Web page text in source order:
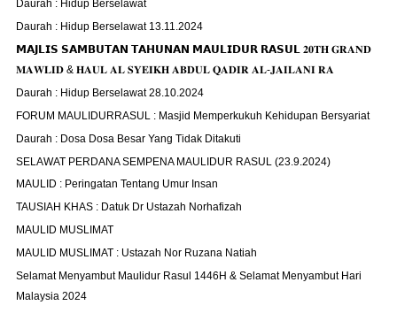
Daurah : Hidup Berselawat
Daurah : Hidup Berselawat 13.11.2024
𝗠𝗔𝗝𝗟𝗜𝗦 𝗦𝗔𝗠𝗕𝗨𝗧𝗔𝗡 𝗧𝗔𝗛𝗨𝗡𝗔𝗡 𝗠𝗔𝗨𝗟𝗜𝗗𝗨𝗥 𝗥𝗔𝗦𝗨𝗟 𝟐𝟎𝐓𝐇 𝐆𝐑𝐀𝐍𝐃
𝐌𝐀𝐖𝐋𝐈𝐃 & 𝐇𝐀𝐔𝐋 𝐀𝐋 𝐒𝐘𝐄𝐈𝐊𝐇 𝐀𝐁𝐃𝐔𝐋 𝐐𝐀𝐃𝐈𝐑 𝐀𝐋-𝐉𝐀𝐈𝐋𝐀𝐍𝐈 𝐑𝐀
Daurah : Hidup Berselawat 28.10.2024
FORUM MAULIDURRASUL : Masjid Memperkukuh Kehidupan Bersyariat
Daurah : Dosa Dosa Besar Yang Tidak Ditakuti
SELAWAT PERDANA SEMPENA MAULIDUR RASUL (23.9.2024)
MAULID : Peringatan Tentang Umur Insan
TAUSIAH KHAS : Datuk Dr Ustazah Norhafizah
MAULID MUSLIMAT
MAULID MUSLIMAT : Ustazah Nor Ruzana Natiah
Selamat Menyambut Maulidur Rasul 1446H & Selamat Menyambut Hari
Malaysia 2024